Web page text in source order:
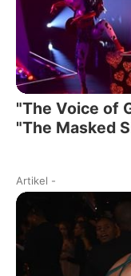
"The Voice of
"The Masked
Artikel -